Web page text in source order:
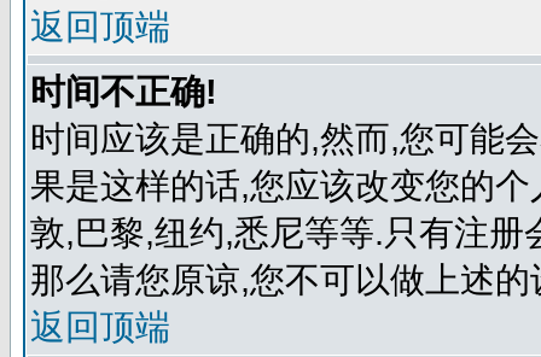
返回顶端
时间不正确!
时间应该是正确的,然而,您可能
果是这样的话,您应该改变您的
敦,巴黎,纽约,悉尼等等.只有注
那么请您原谅,您不可以做上述的
返回顶端